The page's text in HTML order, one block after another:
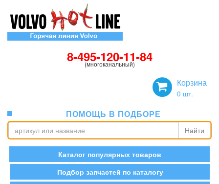
8-495-120-11-84
(многоканальный)
Корзина
0 шт.
ПОМОЩЬ В ПОДБОРЕ
Найти
Каталог популярных товаров
Подбор запчастей по каталогу